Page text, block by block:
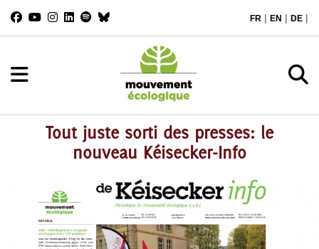
FR | EN | DE |
Tout juste sorti des presses: le
nouveau Kéisecker-Info